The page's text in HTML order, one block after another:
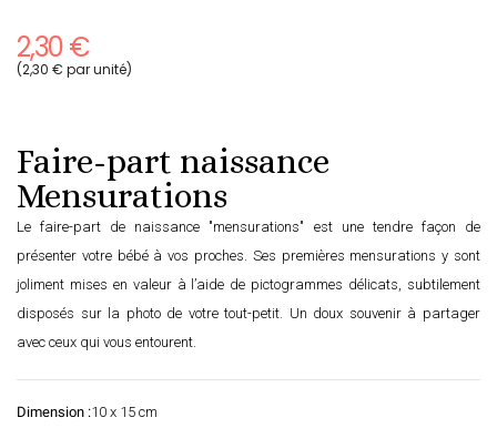
2,30 €
(2,30 € par unité)
Faire-part naissance
Mensurations
Le faire-part de naissance "mensurations" est une tendre façon de
présenter votre bébé à vos proches. Ses premières mensurations y sont
joliment mises en valeur à l’aide de pictogrammes délicats, subtilement
disposés sur la photo de votre tout-petit. Un doux souvenir à partager
avec ceux qui vous entourent.
Dimension :10 x 15 cm